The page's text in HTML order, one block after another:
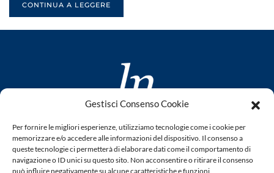
Gestisci Consenso Cookie
Per fornire le migliori esperienze, utilizziamo tecnologie come i cookie per
memorizzare e/o accedere alle informazioni del dispositivo. Il consenso a
queste tecnologie ci permetterà di elaborare dati come il comportamento di
navigazione o ID unici su questo sito. Non acconsentire o ritirare il consenso
può influire negativamente su alcune caratteristiche e funzioni.
CONTINUA A LEGGERE
www.laletteraturaenoi.it
fondato da Romano Luperini
Questo blog non rappresenta una testata giornalistica in